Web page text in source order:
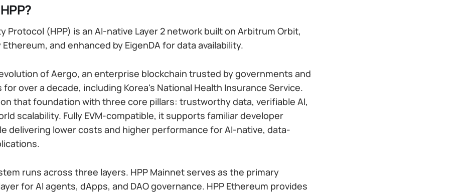
Protocol (HPP) is an AI-native Layer 2 network built on Arbitrum Orbit,
and enhanced by EigenDA for data availability.
of Aergo, an enterprise blockchain trusted by governments and
over a decade, including Korea's National Health Insurance Service.
on that foundation with three core pillars: trustworthy data, verifiable AI,
scalability. Fully EVM-compatible, it supports familiar developer
delivering lower costs and higher performance for AI-native, data-
runs across three layers. HPP Mainnet serves as the primary
for AI agents, dApps, and DAO governance. HPP Ethereum provides